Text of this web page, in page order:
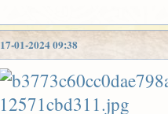
17-01-2024 09:38